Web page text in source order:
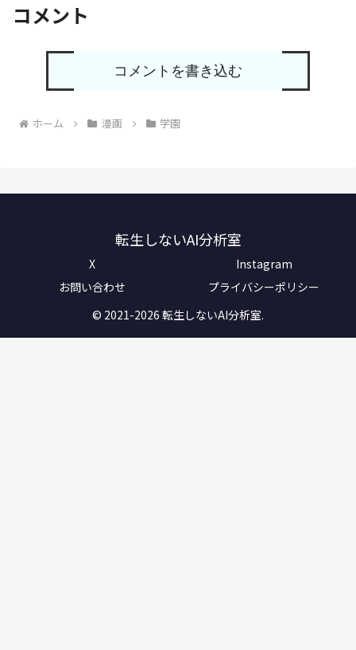
コメント
コメントを書き込む
ホーム 漫画 学園
転生しないAI分析室
X
Instagram
お問い合わせ
プライバシーポリシー
© 2021-2026 転生しないAI分析室.